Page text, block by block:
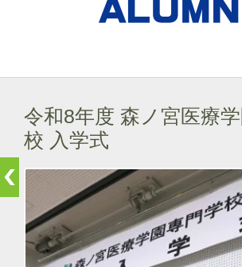
コンテンツに移動
令和8年度 森ノ宮医療
校 入学式